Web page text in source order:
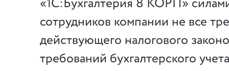
сотрудников компании не все
действующего налогового
требований бухгалтерского